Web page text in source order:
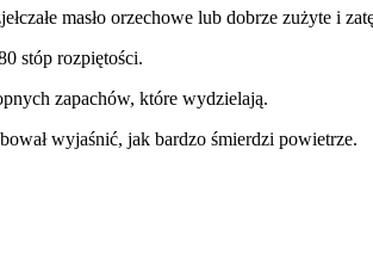
masło orzechowe lub dobrze zużyte i
stóp rozpiętości.
zapachów, które wydzielają.
wyjaśnić, jak bardzo śmierdzi powietrze.